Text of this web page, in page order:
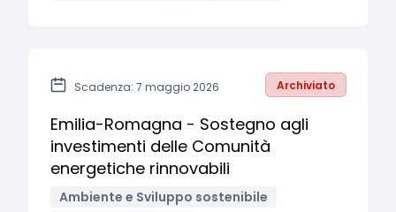
Scadenza: 7 maggio 2026 Archiviato
Emilia-Romagna - Sostegno agli
investimenti delle Comunità
energetiche rinnovabili
Ambiente e Sviluppo sostenibile